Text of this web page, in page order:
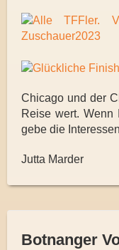
Chicago und der
Reise wert.
gebe die
Jutta Marder
Botnanger